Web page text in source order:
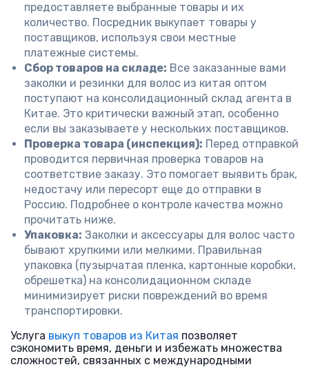
предоставляете выбранные товары и их
количество. Посредник выкупает товары у
поставщиков, используя свои местные
платежные системы.
Сбор товаров на складе: Все заказанные вами
заколки и резинки для волос из китая оптом
поступают на консолидационный склад агента в
Китае. Это критически важный этап, особенно
если вы заказываете у нескольких поставщиков.
Проверка товара (инспекция): Перед отправкой
проводится первичная проверка товаров на
соответствие заказу. Это помогает выявить брак,
недостачу или пересорт еще до отправки в
Россию. Подробнее о контроле качества можно
прочитать ниже.
Упаковка: Заколки и аксессуары для волос часто
бывают хрупкими или мелкими. Правильная
упаковка (пузырчатая пленка, картонные коробки,
обрешетка) на консолидационном складе
минимизирует риски повреждений во время
транспортировки.
Услуга выкуп товаров из Китая позволяет
сэкономить время, деньги и избежать множества
сложностей, связанных с международными